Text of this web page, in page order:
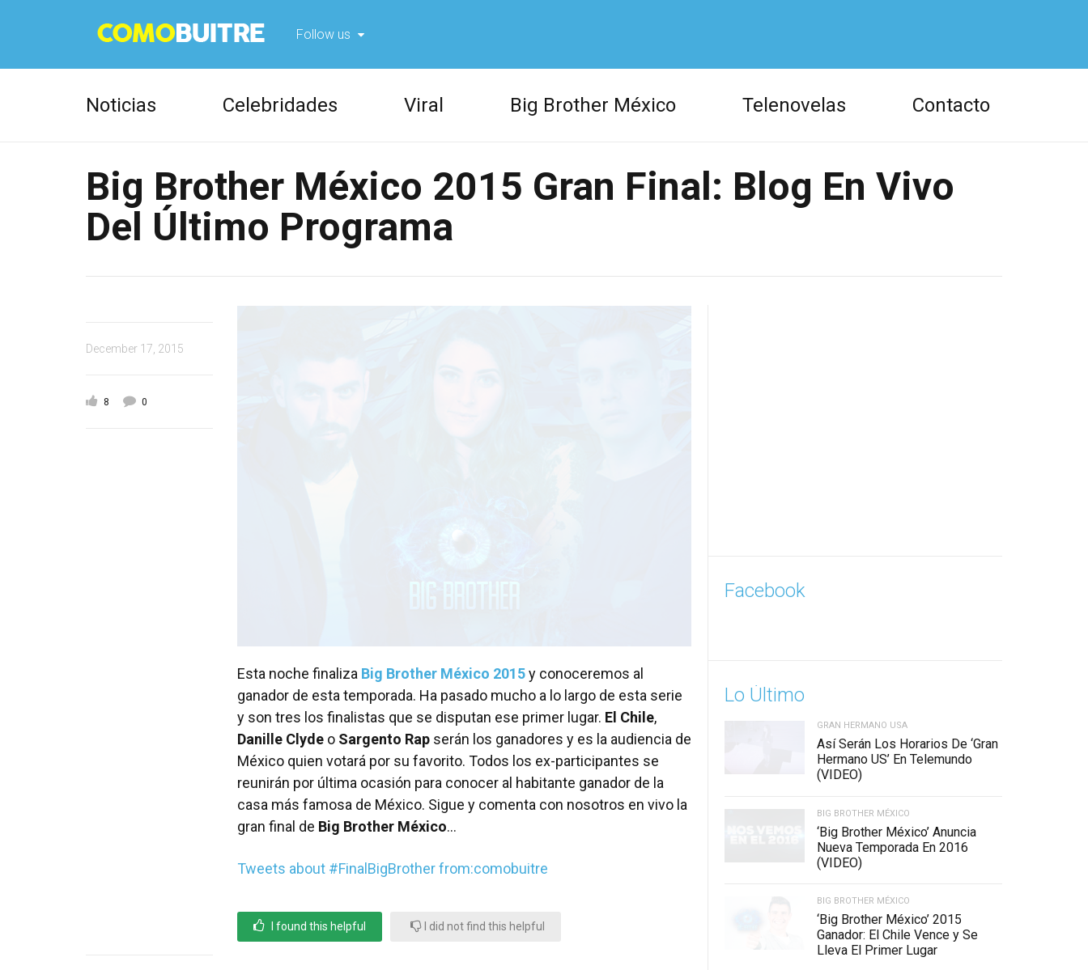
Follow us
Noticias Celebridades Viral Big Brother México Telenovelas Contacto
Big Brother México 2015 Gran Final: Blog En Vivo
Del Último Programa
December 17, 2015
8 0
Esta noche finaliza Big Brother México 2015y conoceremos al
ganador de esta temporada. Ha pasado mucho a lo largo de esta serie
y son tres los finalistas que se disputan ese primer lugar. El Chile,
Danille Clyde o Sargento Rap serán los ganadores y es la audiencia de
México quien votará por su favorito. Todos los ex-participantes se
reunirán por última ocasión para conocer al habitante ganador de la
casa más famosa de México. Sigue y comenta con nosotros en vivo la
gran final de Big Brother México…
Tweets about #FinalBigBrother from:comobuitre
I found this helpful I did not find this helpful
Facebook
Lo Último
GRAN HERMANO USA
Así Serán Los Horarios De ‘Gran
Hermano US’ En Telemundo
(VIDEO)
BIG BROTHER MÉXICO
‘Big Brother México’ Anuncia
Nueva Temporada En 2016
(VIDEO)
BIG BROTHER MÉXICO
‘Big Brother México’ 2015
Ganador: El Chile Vence y Se
Lleva El Primer Lugar